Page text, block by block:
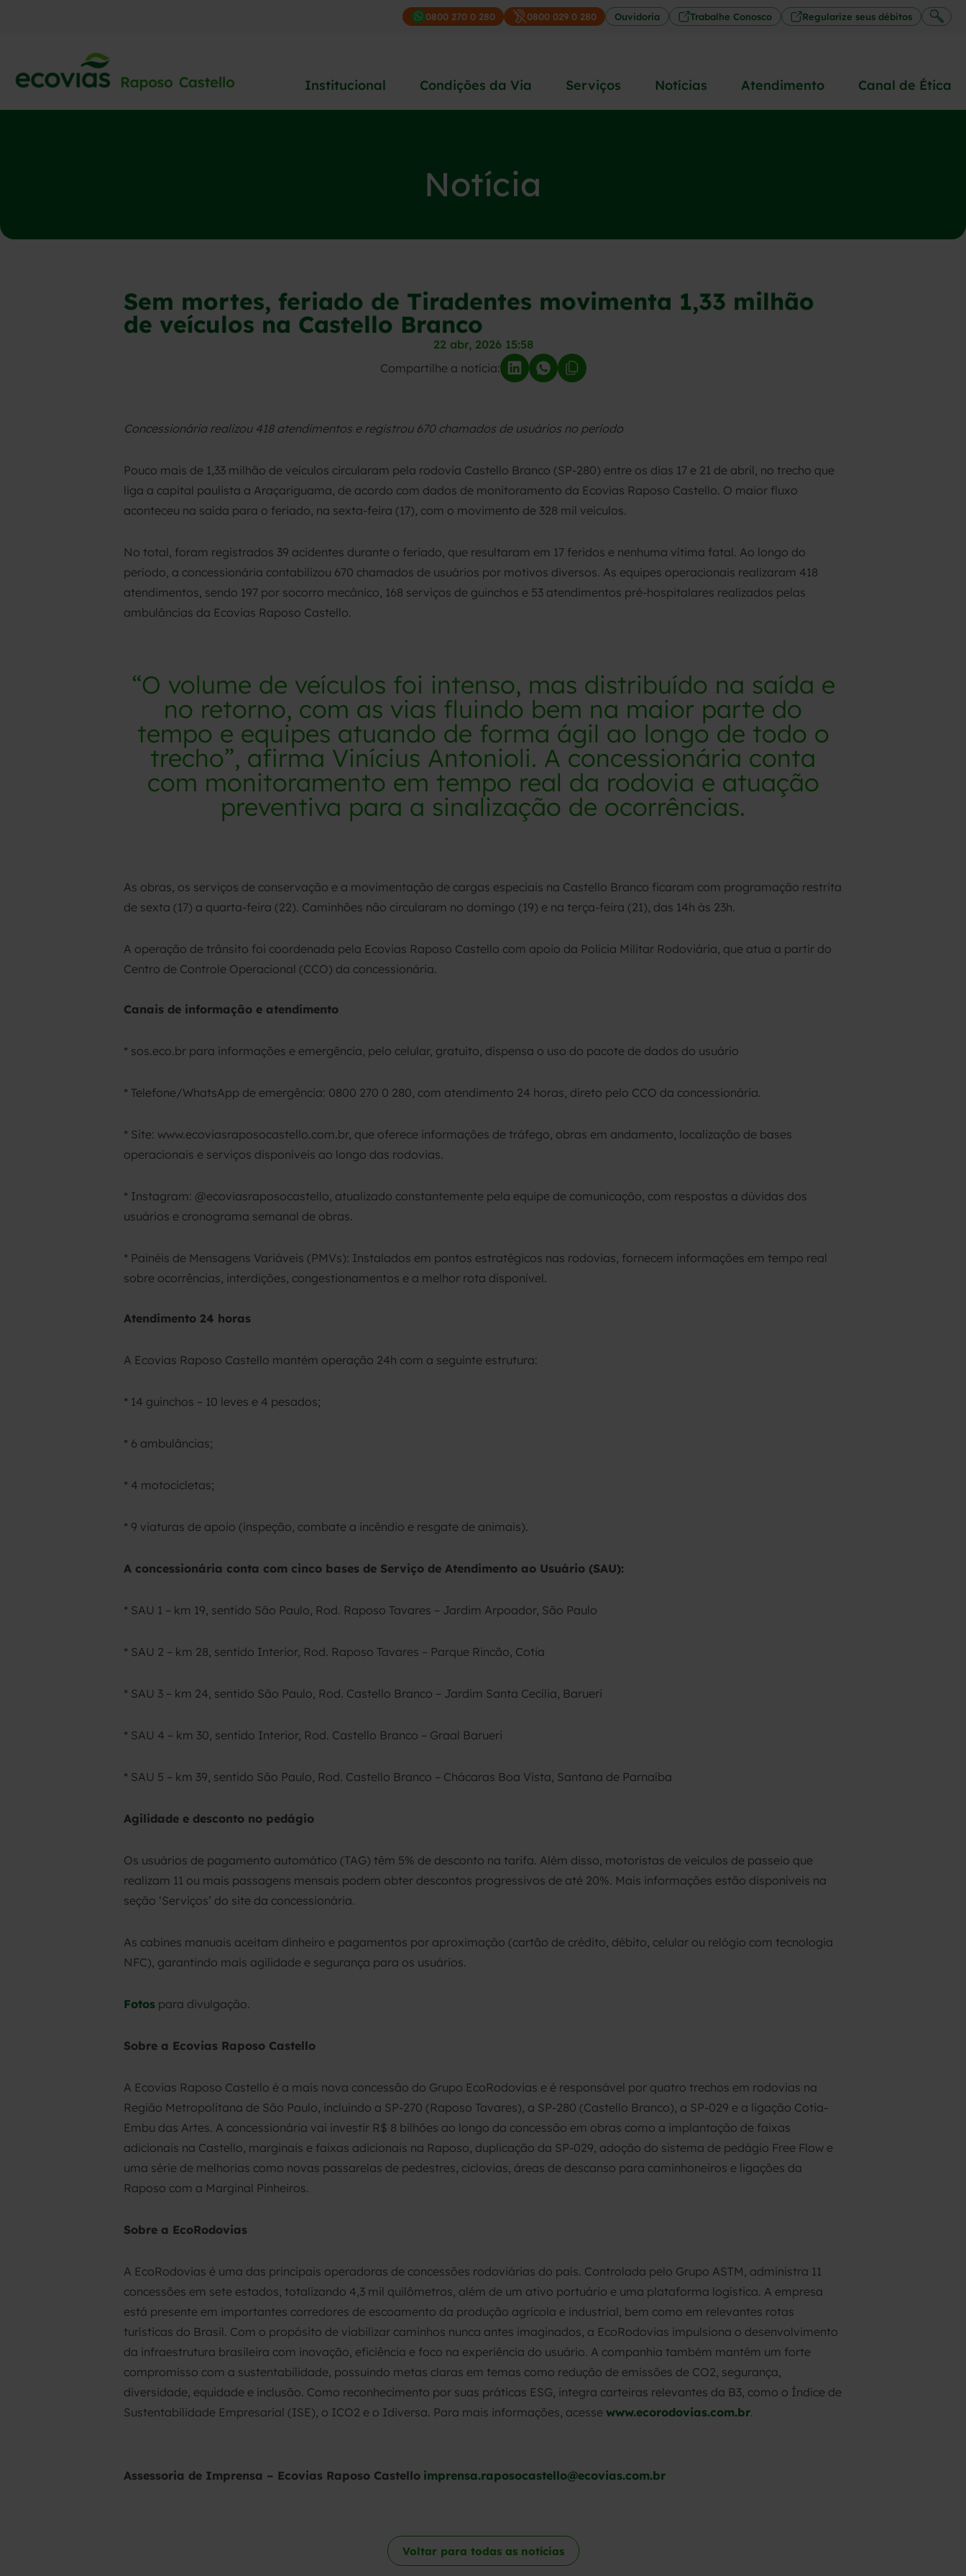
0800 270 0 280 0800 029 0 280 Ouvidoria Trabalhe Conosco Regularize seus débitos
Institucional Condições da Via Serviços Notícias Atendimento Canal de Ética
Notícia
Sem mortes, feriado de Tiradentes movimenta 1,33 milhão
de veículos na Castello Branco
22 abr, 2026 15:58
Compartilhe a notícia:
Concessionária realizou 418 atendimentos e registrou 670 chamados de usuários no período
Pouco mais de 1,33 milhão de veículos circularam pela rodovia Castello Branco (SP-280) entre os dias 17 e 21 de abril, no trecho que
liga a capital paulista a Araçariguama, de acordo com dados de monitoramento da Ecovias Raposo Castello. O maior fluxo
aconteceu na saída para o feriado, na sexta-feira (17), com o movimento de 328 mil veículos.
No total, foram registrados 39 acidentes durante o feriado, que resultaram em 17 feridos e nenhuma vítima fatal. Ao longo do
período, a concessionária contabilizou 670 chamados de usuários por motivos diversos. As equipes operacionais realizaram 418
atendimentos, sendo 197 por socorro mecânico, 168 serviços de guinchos e 53 atendimentos pré-hospitalares realizados pelas
ambulâncias da Ecovias Raposo Castello.
“O volume de veículos foi intenso, mas distribuído na saída e
no retorno, com as vias fluindo bem na maior parte do
tempo e equipes atuando de forma ágil ao longo de todo o
trecho”, afirma Vinícius Antonioli. A concessionária conta
com monitoramento em tempo real da rodovia e atuação
preventiva para a sinalização de ocorrências.
As obras, os serviços de conservação e a movimentação de cargas especiais na Castello Branco ficaram com programação restrita
de sexta (17) a quarta-feira (22). Caminhões não circularam no domingo (19) e na terça-feira (21), das 14h às 23h.
A operação de trânsito foi coordenada pela Ecovias Raposo Castello com apoio da Polícia Militar Rodoviária, que atua a partir do
Centro de Controle Operacional (CCO) da concessionária.
Canais de informação e atendimento
* sos.eco.br para informações e emergência, pelo celular, gratuito, dispensa o uso do pacote de dados do usuário
* Telefone/WhatsApp de emergência: 0800 270 0 280, com atendimento 24 horas, direto pelo CCO da concessionária.
* Site: www.ecoviasraposocastello.com.br, que oferece informações de tráfego, obras em andamento, localização de bases
operacionais e serviços disponíveis ao longo das rodovias.
* Instagram: @ecoviasraposocastello, atualizado constantemente pela equipe de comunicação, com respostas a dúvidas dos
usuários e cronograma semanal de obras.
* Painéis de Mensagens Variáveis (PMVs): Instalados em pontos estratégicos nas rodovias, fornecem informações em tempo real
sobre ocorrências, interdições, congestionamentos e a melhor rota disponível.
Atendimento 24 horas
A Ecovias Raposo Castello mantém operação 24h com a seguinte estrutura:
* 14 guinchos – 10 leves e 4 pesados;
* 6 ambulâncias;
* 4 motocicletas;
* 9 viaturas de apoio (inspeção, combate a incêndio e resgate de animais).
A concessionária conta com cinco bases de Serviço de Atendimento ao Usuário (SAU):
* SAU 1 – km 19, sentido São Paulo, Rod. Raposo Tavares – Jardim Arpoador, São Paulo
* SAU 2 – km 28, sentido Interior, Rod. Raposo Tavares – Parque Rincão, Cotia
* SAU 3 – km 24, sentido São Paulo, Rod. Castello Branco – Jardim Santa Cecília, Barueri
* SAU 4 – km 30, sentido Interior, Rod. Castello Branco – Graal Barueri
* SAU 5 – km 39, sentido São Paulo, Rod. Castello Branco – Chácaras Boa Vista, Santana de Parnaíba
Agilidade e desconto no pedágio
Os usuários de pagamento automático (TAG) têm 5% de desconto na tarifa. Além disso, motoristas de veículos de passeio que
realizam 11 ou mais passagens mensais podem obter descontos progressivos de até 20%. Mais informações estão disponíveis na
seção ‘Serviços’ do site da concessionária.
As cabines manuais aceitam dinheiro e pagamentos por aproximação (cartão de crédito, débito, celular ou relógio com tecnologia
NFC), garantindo mais agilidade e segurança para os usuários.
Fotos para divulgação.
Sobre a Ecovias Raposo Castello
A Ecovias Raposo Castello é a mais nova concessão do Grupo EcoRodovias e é responsável por quatro trechos em rodovias na
Região Metropolitana de São Paulo, incluindo a SP-270 (Raposo Tavares), a SP-280 (Castello Branco), a SP-029 e a ligação Cotia-
Embu das Artes. A concessionária vai investir R$ 8 bilhões ao longo da concessão em obras como a implantação de faixas
adicionais na Castello, marginais e faixas adicionais na Raposo, duplicação da SP-029, adoção do sistema de pedágio Free Flow e
uma série de melhorias como novas passarelas de pedestres, ciclovias, áreas de descanso para caminhoneiros e ligações da
Raposo com a Marginal Pinheiros.
Sobre a EcoRodovias
A EcoRodovias é uma das principais operadoras de concessões rodoviárias do país. Controlada pelo Grupo ASTM, administra 11
concessões em sete estados, totalizando 4,3 mil quilômetros, além de um ativo portuário e uma plataforma logística. A empresa
está presente em importantes corredores de escoamento da produção agrícola e industrial, bem como em relevantes rotas
turísticas do Brasil. Com o propósito de viabilizar caminhos nunca antes imaginados, a EcoRodovias impulsiona o desenvolvimento
da infraestrutura brasileira com inovação, eficiência e foco na experiência do usuário. A companhia também mantém um forte
compromisso com a sustentabilidade, possuindo metas claras em temas como redução de emissões de CO2, segurança,
diversidade, equidade e inclusão. Como reconhecimento por suas práticas ESG, integra carteiras relevantes da B3, como o Índice de
Sustentabilidade Empresarial (ISE), o ICO2 e o Idiversa. Para mais informações, acesse www.ecorodovias.com.br.
Assessoria de Imprensa – Ecovias Raposo Castello imprensa.raposocastello@ecovias.com.br
Voltar para todas as notícias